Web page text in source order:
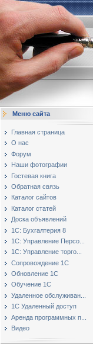
Меню сайта
Главная страница
О нас
Форум
Наши фотографии
Гостевая книга
Обратная связь
Каталог сайтов
Каталог статей
Доска объявлений
1С: Бухгалтерия 8
1С: Управление Персо...
1С: Управление торго...
Сопровождение 1С
Обновление 1С
Обучение 1С
Удаленное обслуживан...
1С Удаленный доступ
Аренда программных п...
Видео